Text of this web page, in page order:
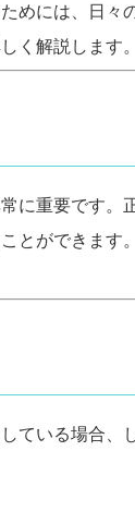
めには、日々
く解説します。
に重要です。
とができます
ている場合、